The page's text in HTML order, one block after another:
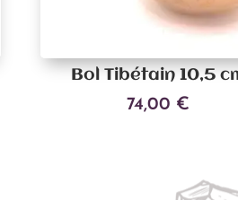
Bol Tibétain 10,5
74,00 €